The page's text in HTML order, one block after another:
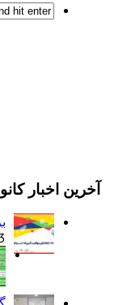
آخرین اخبار
23